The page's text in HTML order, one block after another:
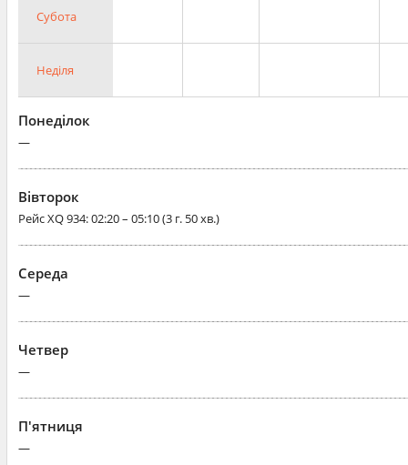
Субота
Неділя
Понеділок
—
Вівторок
РейсXQ 934: 02:20 – 05:10 (3 г. 50 хв.)
Середа
—
Четвер
—
П'ятниця
—